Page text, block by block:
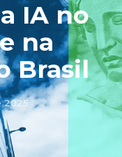
IA no
na
Brasil
2025